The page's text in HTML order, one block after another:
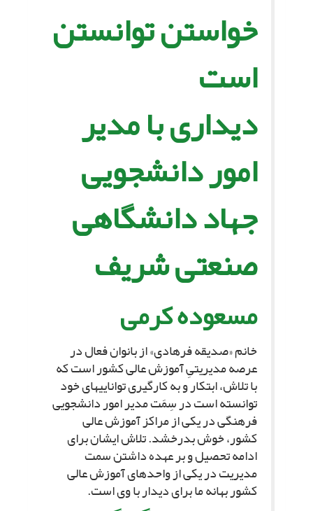
خواستن توانستن
است‏
دیدارى با مدیر
امور دانشجویى
جهاد دانشگاهى
صنعتى شریف‏
مسعوده کرمى‏
خانم «صدیقه فرهادى» از بانوان فعال در
عرصه مدیریتىِ آموزش عالى کشور است که
با تلاش، ابتکار و به کارگیرى توانایى‏هاى خود
توانسته است در سِمَت مدیر امور دانشجویى
فرهنگى در یکى از مراکز آموزش عالى
کشور، خوش بدرخشد. تلاش ایشان براى
ادامه تحصیل و بر عهده داشتن سمت
مدیریت در یکى از واحدهاى آموزش عالى
کشور بهانه ما براى دیدار با وى است.